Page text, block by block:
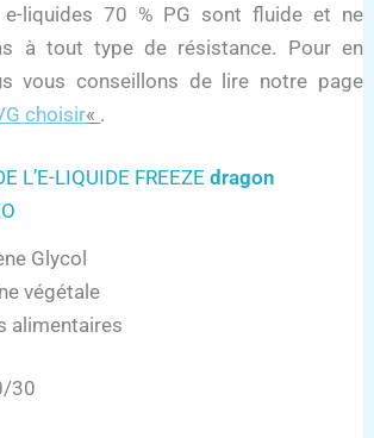
liquides 70 % PG sont fluide et ne
à tout type de résistance. Pour en
vous conseillons de lire notre page
choisir« .
L’E-LIQUIDE FREEZEdragon
Glycol
végétale
alimentaires
30